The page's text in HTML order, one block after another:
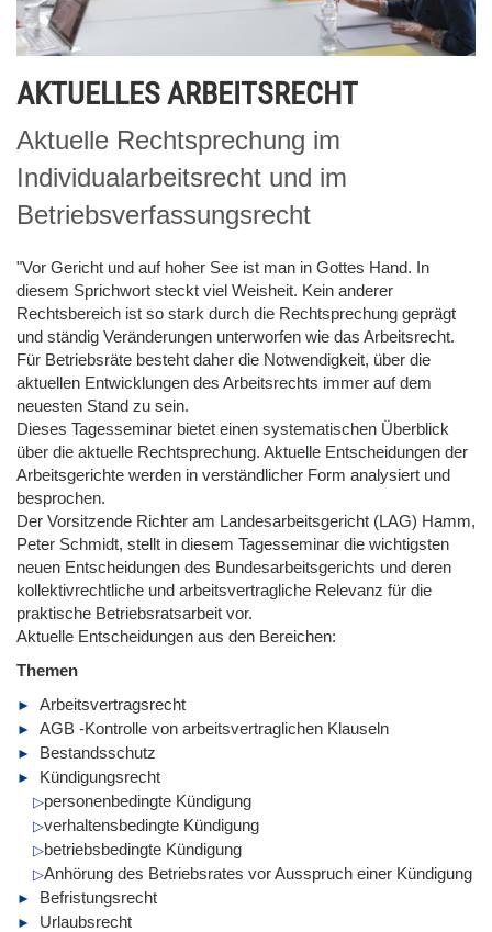
AKTUELLES ARBEITSRECHT
Aktuelle Rechtsprechung im
Individualarbeitsrecht und im
Betriebsverfassungsrecht
"Vor Gericht und auf hoher See ist man in Gottes Hand. In
diesem Sprichwort steckt viel Weisheit. Kein anderer
Rechtsbereich ist so stark durch die Rechtsprechung geprägt
und ständig Veränderungen unterworfen wie das Arbeitsrecht.
Für Betriebsräte besteht daher die Notwendigkeit, über die
aktuellen Entwicklungen des Arbeitsrechts immer auf dem
neuesten Stand zu sein.
Dieses Tagesseminar bietet einen systematischen Überblick
über die aktuelle Rechtsprechung. Aktuelle Entscheidungen der
Arbeitsgerichte werden in verständlicher Form analysiert und
besprochen.
Der Vorsitzende Richter am Landesarbeitsgericht (LAG) Hamm,
Peter Schmidt, stellt in diesem Tagesseminar die wichtigsten
neuen Entscheidungen des Bundesarbeitsgerichts und deren
kollektivrechtliche und arbeitsvertragliche Relevanz für die
praktische Betriebsratsarbeit vor.
Aktuelle Entscheidungen aus den Bereichen:
Themen
Arbeitsvertragsrecht
AGB -Kontrolle von arbeitsvertraglichen Klauseln
Bestandsschutz
Kündigungsrecht
personenbedingte Kündigung
verhaltensbedingte Kündigung
betriebsbedingte Kündigung
Anhörung des Betriebsrates vor Ausspruch einer Kündigung
Befristungsrecht
Urlaubsrecht